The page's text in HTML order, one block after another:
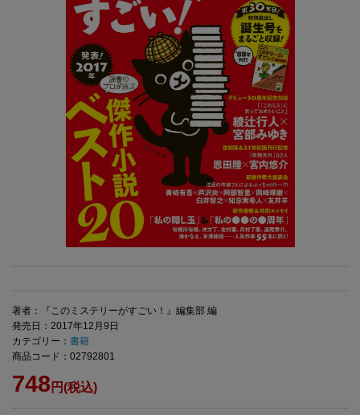
著者：『このミステリーがすごい！』編集部 編
発売日：2017年12月9日
カテゴリー： 書籍
商品コード：02792801
748円(税込)